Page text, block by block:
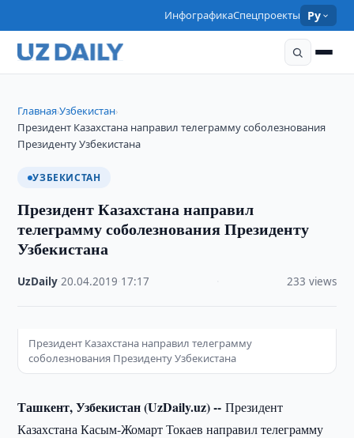
ИнфографикаСпецпроекты Ру
Главная›Узбекистан›
Президент Казахстана направил телеграмму соболезнования
Президенту Узбекистана
УЗБЕКИСТАН
Президент Казахстана направил
телеграмму соболезнования Президенту
Узбекистана
UzDaily ·20.04.2019 17:17 233 views
Президент Казахстана направил телеграмму
соболезнования Президенту Узбекистана
Ташкент, Узбекистан (UzDaily.uz) --Президент
Казахстана Касым-Жомарт Токаев направил телеграмму